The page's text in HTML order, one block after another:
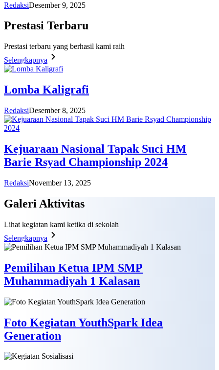
RedaksiDesember 9, 2025
Prestasi Terbaru
Prestasi terbaru yang berhasil kami raih
Selengkapnya
Lomba Kaligrafi
RedaksiDesember 8, 2025
Kejuaraan Nasional Tapak Suci HM
Barie Rsyad Championship 2024
RedaksiNovember 13, 2025
Galeri Aktivitas
Lihat kegiatan kami ketika di sekolah
Selengkapnya
Pemilihan Ketua IPM SMP
Muhammadiyah 1 Kalasan
Foto Kegiatan YouthSpark Idea
Generation